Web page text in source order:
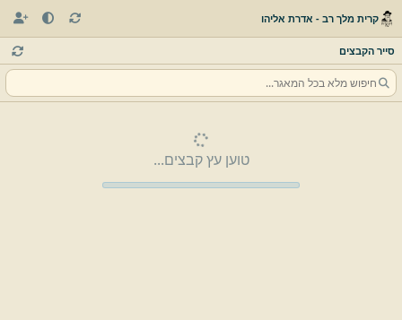
קרית מלך רב - אדרת אליהו
סייר הקבצים
טוען עץ קבצים...